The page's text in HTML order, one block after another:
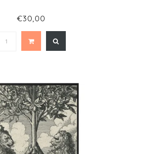
€30,00